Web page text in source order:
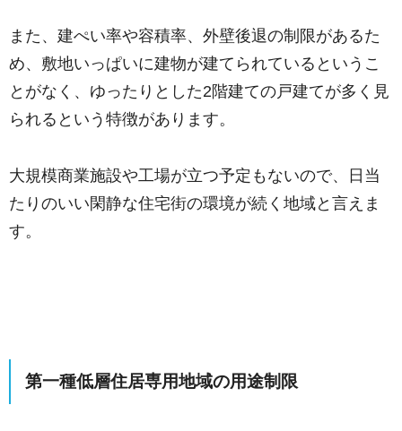
また、建ぺい率や容積率、外壁後退の制限があるた
め、敷地いっぱいに建物が建てられているというこ
とがなく、ゆったりとした2階建ての戸建てが多く見
られるという特徴があります。
大規模商業施設や工場が立つ予定もないので、日当
たりのいい閑静な住宅街の環境が続く地域と言えま
す。
第一種低層住居専用地域の用途制限